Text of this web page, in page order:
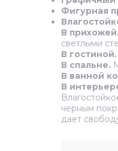
Фигурная
В прихожей.
светлыми
В гостиной.
В спальне.
В ванной
В
черным
дает